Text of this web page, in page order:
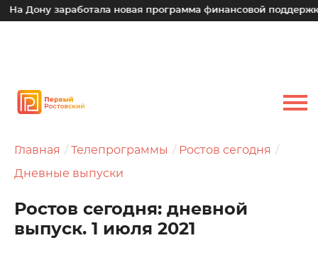
заработала новая программа финансовой поддержки для
Главная Телепрограммы Ростов сегодня
Дневные выпуски
Ростов сегодня: дневной
выпуск. 1 июля 2021